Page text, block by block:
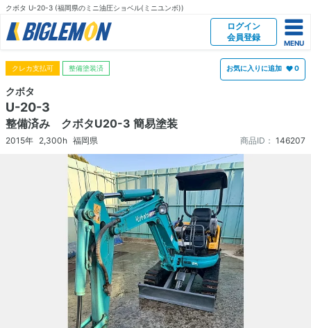
クボタ U-20-3 (福岡県のミニ油圧ショベル(ミニユンボ))
ログイン
会員登録
クレカ支払可 整備塗装済 お気に入りに追加 0
クボタ
U-20-3
整備済み クボタU20-3 簡易塗装
2015年 2,300h 福岡県 商品ID： 146207